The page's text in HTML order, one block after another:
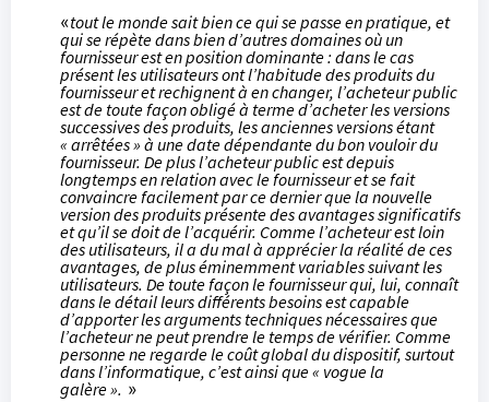
«tout le monde sait bien ce qui se passe en pratique, et
qui se répète dans bien d’autres domaines où un
fournisseur est en position dominante : dans le cas
présent les utilisateurs ont l’habitude des produits du
fournisseur et rechignent à en changer, l’acheteur public
est de toute façon obligé à terme d’acheter les versions
successives des produits, les anciennes versions étant
« arrêtées » à une date dépendante du bon vouloir du
fournisseur. De plus l’acheteur public est depuis
longtemps en relation avec le fournisseur et se fait
convaincre facilement par ce dernier que la nouvelle
version des produits présente des avantages significatifs
et qu’il se doit de l’acquérir. Comme l’acheteur est loin
des utilisateurs, il a du mal à apprécier la réalité de ces
avantages, de plus éminemment variables suivant les
utilisateurs. De toute façon le fournisseur qui, lui, connaît
dans le détail leurs différents besoins est capable
d’apporter les arguments techniques nécessaires que
l’acheteur ne peut prendre le temps de vérifier. Comme
personne ne regarde le coût global du dispositif, surtout
dans l’informatique, c’est ainsi que « vogue la
galère ». »